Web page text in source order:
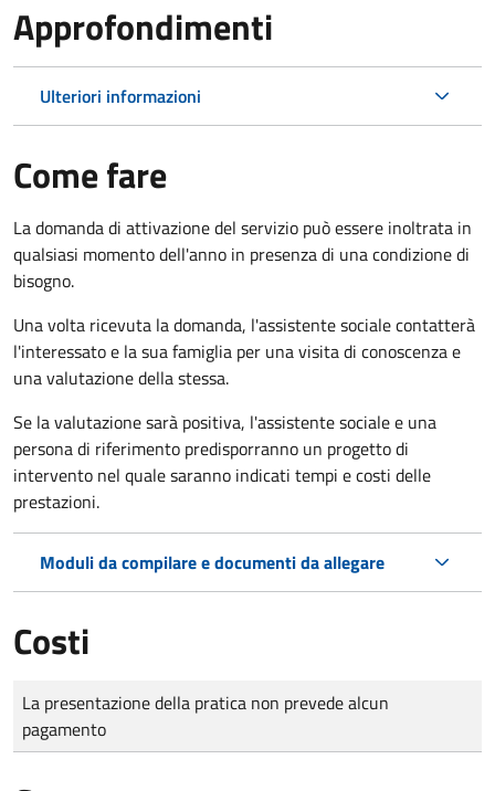
Approfondimenti
Ulteriori informazioni
Come fare
La domanda di attivazione del servizio può essere inoltrata in
qualsiasi momento dell'anno in presenza di una condizione di
bisogno.
Una volta ricevuta la domanda, l'assistente sociale contatterà
l'interessato e la sua famiglia per una visita di conoscenza e
una valutazione della stessa.
Se la valutazione sarà positiva, l'assistente sociale e una
persona di riferimento predisporranno un progetto di
intervento nel quale saranno indicati tempi e costi delle
prestazioni.
Moduli da compilare e documenti da allegare
Costi
Tipo di pagamento
Importo
La presentazione della pratica non prevede alcun
pagamento